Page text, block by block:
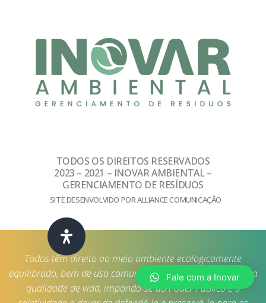
TODOS OS DIREITOS RESERVADOS
2023 – 2021 – INOVAR AMBIENTAL –
GERENCIAMENTO DE RESÍDUOS
SITE DESENVOLVIDO POR ALLIANCE COMUNICAÇÃO
Todos têm direito ao meio ambiente ecologicamente
equilibrado, bem de uso comum do povo e essencial à sadia
qualidade de vida, impondo-se ao Poder Público e à
Fale com a Inovar